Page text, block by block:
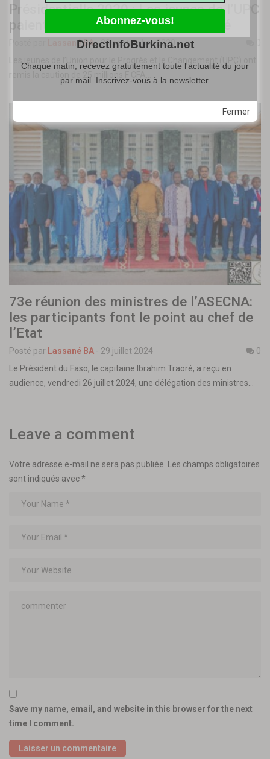
Présidentielle 2020 : Les jeunes de l’UPC
paient la caution du candidat Diabré
Posté par Lassané BA- 30 septembre 2020
0
Les jeunes de l’Union pour le Progrès et le Changement (UPC) ont
remis la caution de 25 millions F CFA…
73e réunion des ministres de l’ASECNA:
les participants font le point au chef de
l’Etat
Posté par Lassané BA - 29 juillet 2024
0
Le Président du Faso, le capitaine Ibrahim Traoré, a reçu en
audience, vendredi 26 juillet 2024, une délégation des ministres…
Leave a comment
Votre adresse e-mail ne sera pas publiée. Les champs obligatoires
sont indiqués avec*
Save my name, email, and website in this browser for the next
time I comment.
Fermer
DirectInfoBurkina.net
Chaque matin, recevez gratuitement toute l'actualité du jour
par mail. Inscrivez-vous à la newsletter.